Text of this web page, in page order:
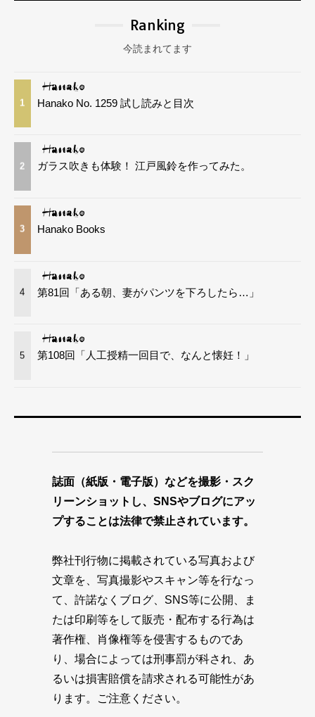
Ranking
今読まれてます
1 Hanako No. 1259 試し読みと目次
2 ガラス吹きも体験！ 江戸風鈴を作ってみた。
3 Hanako Books
4 第81回「ある朝、妻がパンツを下ろしたら…」
5 第108回「人工授精一回目で、なんと懐妊！」
誌面（紙版・電子版）などを撮影・スク
リーンショットし、SNSやブログにアッ
プすることは法律で禁止されています。
弊社刊行物に掲載されている写真および
文章を、写真撮影やスキャン等を行なっ
て、許諾なくブログ、SNS等に公開、ま
たは印刷等をして販売・配布する行為は
著作権、肖像権等を侵害するものであ
り、場合によっては刑事罰が科され、あ
るいは損害賠償を請求される可能性があ
ります。ご注意ください。